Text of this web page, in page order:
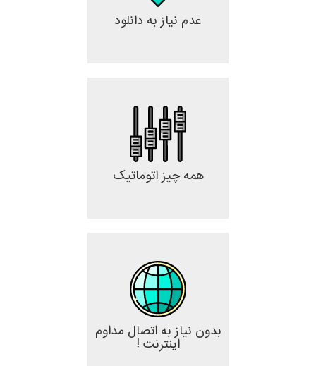
عدم نیاز به دانلود
همه چیز اتوماتیک
بدون نیاز به اتصال مداوم
اینترنت !